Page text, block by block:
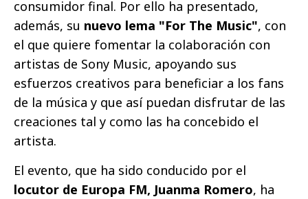
consumidor final. Por ello ha presentado,
además, su nuevo lema "For The Music", con
el que quiere fomentar la colaboración con
artistas de Sony Music, apoyando sus
esfuerzos creativos para beneficiar a los fans
de la música y que así puedan disfrutar de las
creaciones tal y como las ha concebido el
artista.
El evento, que ha sido conducido por el
locutor de Europa FM, Juanma Romero, ha